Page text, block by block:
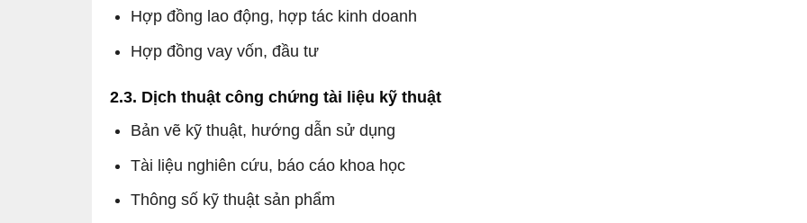
Hợp đồng lao động, hợp tác kinh doanh
Hợp đồng vay vốn, đầu tư
2.3. Dịch thuật công chứng tài liệu kỹ thuật
Bản vẽ kỹ thuật, hướng dẫn sử dụng
Tài liệu nghiên cứu, báo cáo khoa học
Thông số kỹ thuật sản phẩm